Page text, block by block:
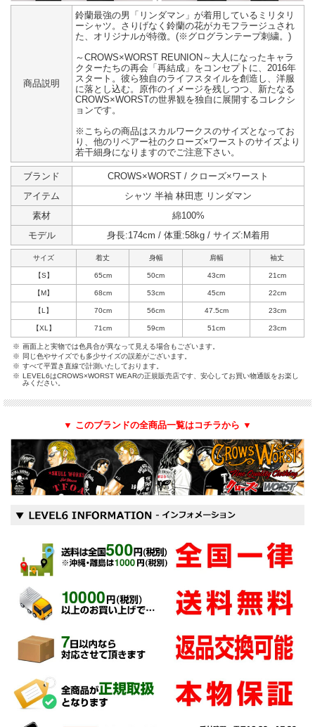
商品説明
鈴蘭最強の男「リンダマン」が着用しているミリタリ
ーシャツ。さりげなく鈴蘭の花がカモフラージュされ
た、オリジナルが特徴。(※グログランテープ刺繍。)
～CROWS×WORST REUNION～大人になったキャラ
クターたちの再会「再結成」をコンセプトに、2016年
スタート。彼ら独自のライフスタイルを創造し、洋服
に落とし込む。原作のイメージを残しつつ、新たなる
CROWS×WORSTの世界観を独自に展開するコレクシ
ョンです。
※こちらの商品はスカルワークスのサイズとなってお
り、他のリペアー社のクローズ×ワーストのサイズより
若干細身になりますのでご注意下さい。
ブランド
CROWS×WORST / クローズ×ワースト
アイテム
シャツ 半袖 林田恵 リンダマン
素材
綿100%
モデル
身長:174cm / 体重:58kg / サイズ:M着用
サイズ 着丈 身幅 肩幅 袖丈
【S】 65cm 50cm 43cm 21cm
【M】 68cm 53cm 45cm 22cm
【L】 70cm 56cm 47.5cm 23cm
【XL】 71cm 59cm 51cm 23cm
※ 画面上と実物では色具合が異なって見える場合もございます。
※
同じ色やサイズでも多少サイズの誤差がございます。
※ すべて平置き直線で計測いたしております。
※ LEVEL6はCROWS×WORST WEARの正規販売店です、安心してお買い物通販をお楽し
みください。
▼ このブランドの全商品一覧はコチラから ▼